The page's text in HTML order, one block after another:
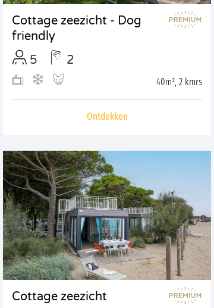
Cottage zeezicht - Dog
friendly
5
2
40m², 2 kmrs
Ontdekken
Cottage zeezicht